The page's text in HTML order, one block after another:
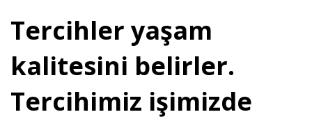
Tercihler yaşam
kalitesini belirler.
Tercihimiz işimizde